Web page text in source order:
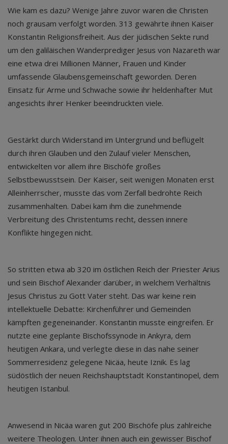
Wie kam es dazu? Wenige Jahre zuvor waren die Christen
noch grausam verfolgt worden. 313 gewährte ihnen Kaiser
Konstantin Religionsfreiheit. Aus der jüdischen Sekte rund
um den galiläischen Wanderprediger Jesus von Nazareth war
eine etwa drei Millionen Männer, Frauen und Kinder
umfassende Glaubensgemeinschaft geworden. Deren
Einsatz für Arme und Schwache sowie ihr heldenhafter Mut
angesichts ihrer Henker beeindruckten viele.
Gestärkt durch Widerstand im Untergrund und beflügelt
durch ihren Glauben und den Zulauf vieler Menschen,
entwickelten vor allem ihre Bischöfe großes
Selbstbewusstsein. Der Kaiser, seit wenigen Monaten erst
Alleinherrscher, musste das vom Zerfall bedrohte Reich
zusammenhalten. Dabei kam ihm die zunehmende
Verbreitung des Christentums recht, dessen innere
Konflikte hingegen nicht.
So stritten etwa ab 320 im östlichen Reich der Priester Arius
und sein Bischof Alexander darüber, in welchem Verhältnis
Jesus Christus zu Gott Vater steht. Das war keine rein
intellektuelle Debatte: Kirchenführer und Gemeinden
kämpften gegeneinander. Konstantin musste eingreifen. Er
nutzte eine geplante Bischofssynode in Ankyra, dem
heutigen Ankara, und verlegte diese in das nahe seiner
Sommerresidenz gelegene Nicäa, heute Iznik. Es lag
südöstlich der neuen Reichshauptstadt Konstantinopel, dem
heutigen Istanbul.
Anwesend in Nicäa waren gut 200 Bischöfe plus zahlreiche
weitere Theologen. Unter ihnen auch ein gewisser Bischof